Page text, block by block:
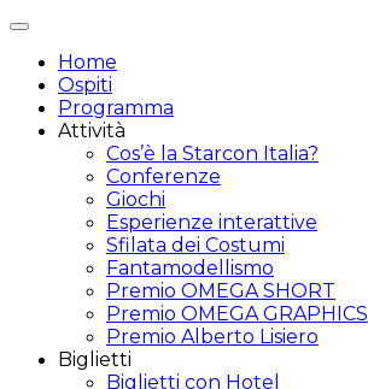
Attiva/disattiva
navigazione
Home
Ospiti
Programma
Attività
Cos’è la Starcon Italia?
Conferenze
Giochi
Esperienze interattive
Sfilata dei Costumi
Fantamodellismo
Premio OMEGA SHORT
Premio OMEGA GRAPHICS
Premio Alberto Lisiero
Biglietti
Biglietti con Hotel